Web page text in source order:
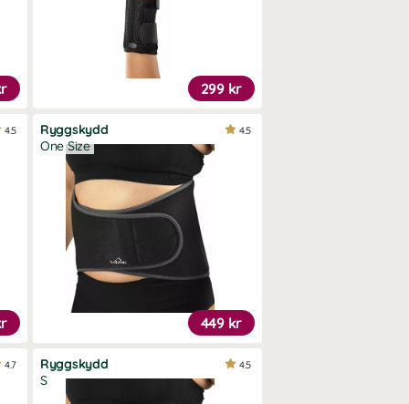
299 kr
4.5
Ryggskydd
One Size
449 kr
4.5
4.7
Ryggskydd
S
4.5